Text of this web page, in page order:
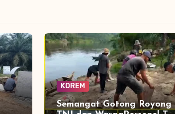
KOREM
Semangat Gotong Royong